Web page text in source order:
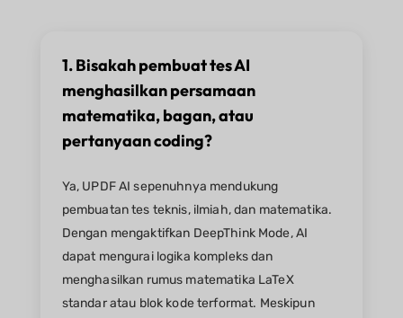
1. Bisakah pembuat tes AI
menghasilkan persamaan
matematika, bagan, atau
pertanyaan coding?
Ya, UPDF AI sepenuhnya mendukung
pembuatan tes teknis, ilmiah, dan matematika.
Dengan mengaktifkan DeepThink Mode, AI
dapat mengurai logika kompleks dan
menghasilkan rumus matematika LaTeX
standar atau blok kode terformat. Meskipun